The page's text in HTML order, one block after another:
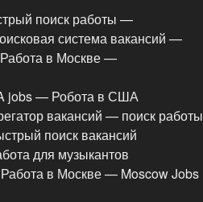
поиск работы —
система вакансий —
в Москве —
jobs — Робота в США
вакансий — поиск работы
поиск вакансий
для музыкантов
в Москве — Moscow Jobs